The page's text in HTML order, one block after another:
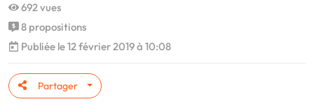
692 vues
8 propositions
Publiée le 12 février 2019 à 10:08
Partager